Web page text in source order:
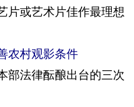
片或艺术片佳作最理想
村观影条件
法律酝酿出台的三次